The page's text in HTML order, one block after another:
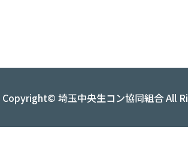
Copyright© 埼玉中央生コン協同組合All